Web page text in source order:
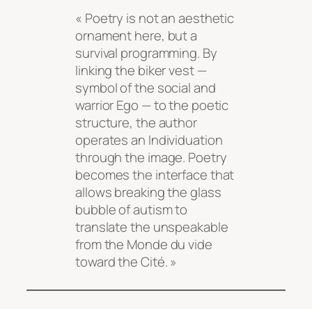
« Poetry is not an aesthetic
ornament here, but a
survival programming. By
linking the biker vest —
symbol of the social and
warrior Ego — to the poetic
structure, the author
operates an Individuation
through the image. Poetry
becomes the interface that
allows breaking the glass
bubble of autism to
translate the unspeakable
from the Monde du vide
toward the Cité. »